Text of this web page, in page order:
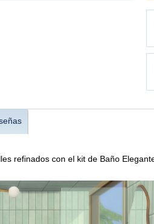
refinados con el kit de Baño